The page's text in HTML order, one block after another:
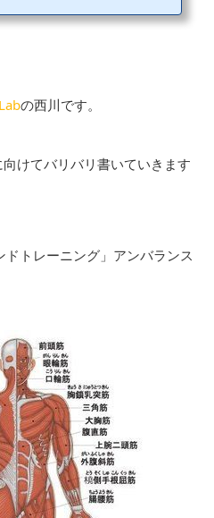
の西川です。
けてバリバリ書いていきます
トレーニング」アンバランス